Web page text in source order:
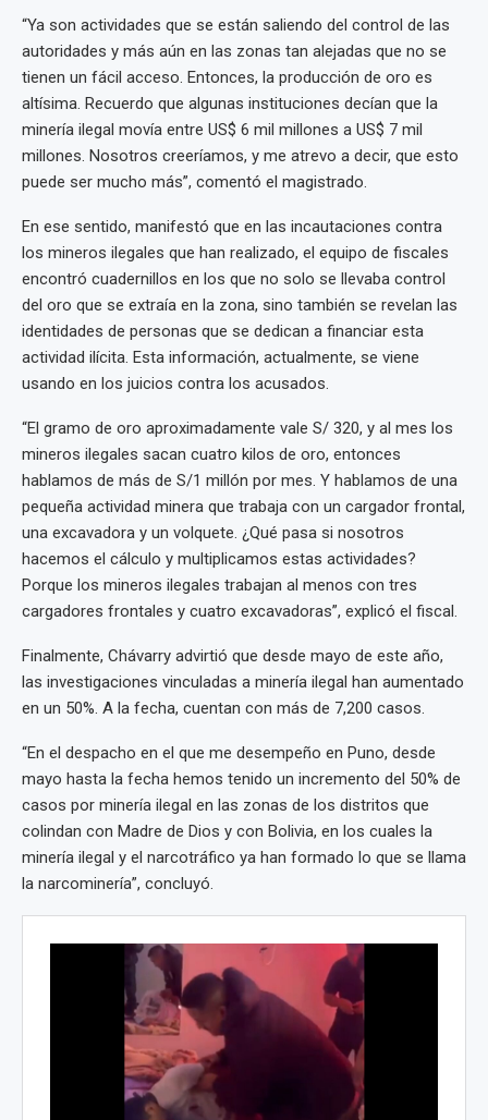
“Ya son actividades que se están saliendo del control de las
autoridades y más aún en las zonas tan alejadas que no se
tienen un fácil acceso. Entonces, la producción de oro es
altísima. Recuerdo que algunas instituciones decían que la
minería ilegal movía entre US$ 6 mil millones a US$ 7 mil
millones. Nosotros creeríamos, y me atrevo a decir, que esto
puede ser mucho más”, comentó el magistrado.
En ese sentido, manifestó que en las incautaciones contra
los mineros ilegales que han realizado, el equipo de fiscales
encontró cuadernillos en los que no solo se llevaba control
del oro que se extraía en la zona, sino también se revelan las
identidades de personas que se dedican a financiar esta
actividad ilícita. Esta información, actualmente, se viene
usando en los juicios contra los acusados.
“El gramo de oro aproximadamente vale S/ 320, y al mes los
mineros ilegales sacan cuatro kilos de oro, entonces
hablamos de más de S/1 millón por mes. Y hablamos de una
pequeña actividad minera que trabaja con un cargador frontal,
una excavadora y un volquete. ¿Qué pasa si nosotros
hacemos el cálculo y multiplicamos estas actividades?
Porque los mineros ilegales trabajan al menos con tres
cargadores frontales y cuatro excavadoras”, explicó el fiscal.
Finalmente, Chávarry advirtió que desde mayo de este año,
las investigaciones vinculadas a minería ilegal han aumentado
en un 50%. A la fecha, cuentan con más de 7,200 casos.
“En el despacho en el que me desempeño en Puno, desde
mayo hasta la fecha hemos tenido un incremento del 50% de
casos por minería ilegal en las zonas de los distritos que
colindan con Madre de Dios y con Bolivia, en los cuales la
minería ilegal y el narcotráfico ya han formado lo que se llama
la narcominería”, concluyó.